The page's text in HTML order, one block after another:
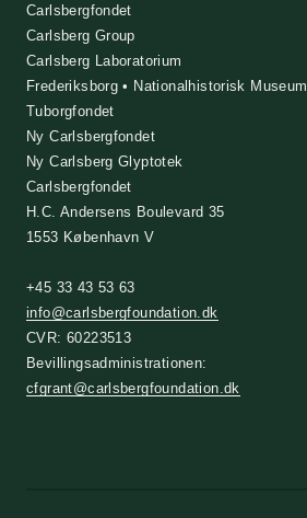
Carlsbergfondet
Carlsberg Group
Carlsberg Laboratorium
Frederiksborg • Nationalhistorisk Museum
Tuborgfondet
Ny Carlsbergfondet
Ny Carlsberg Glyptotek
Carlsbergfondet
H.C. Andersens Boulevard 35
1553 København V
+45 33 43 53 63
info@carlsbergfoundation.dk
CVR: 60223513
Bevillingsadministrationen:
cfgrant@carlsbergfoundation.dk